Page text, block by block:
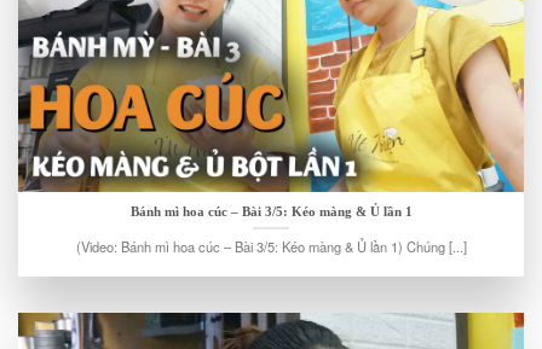
Bánh mì hoa cúc – Bài 3/5: Kéo màng & Ủ lần 1
(Video: Bánh mì hoa cúc – Bài 3/5: Kéo màng & Ủ lần 1) Chúng [...]